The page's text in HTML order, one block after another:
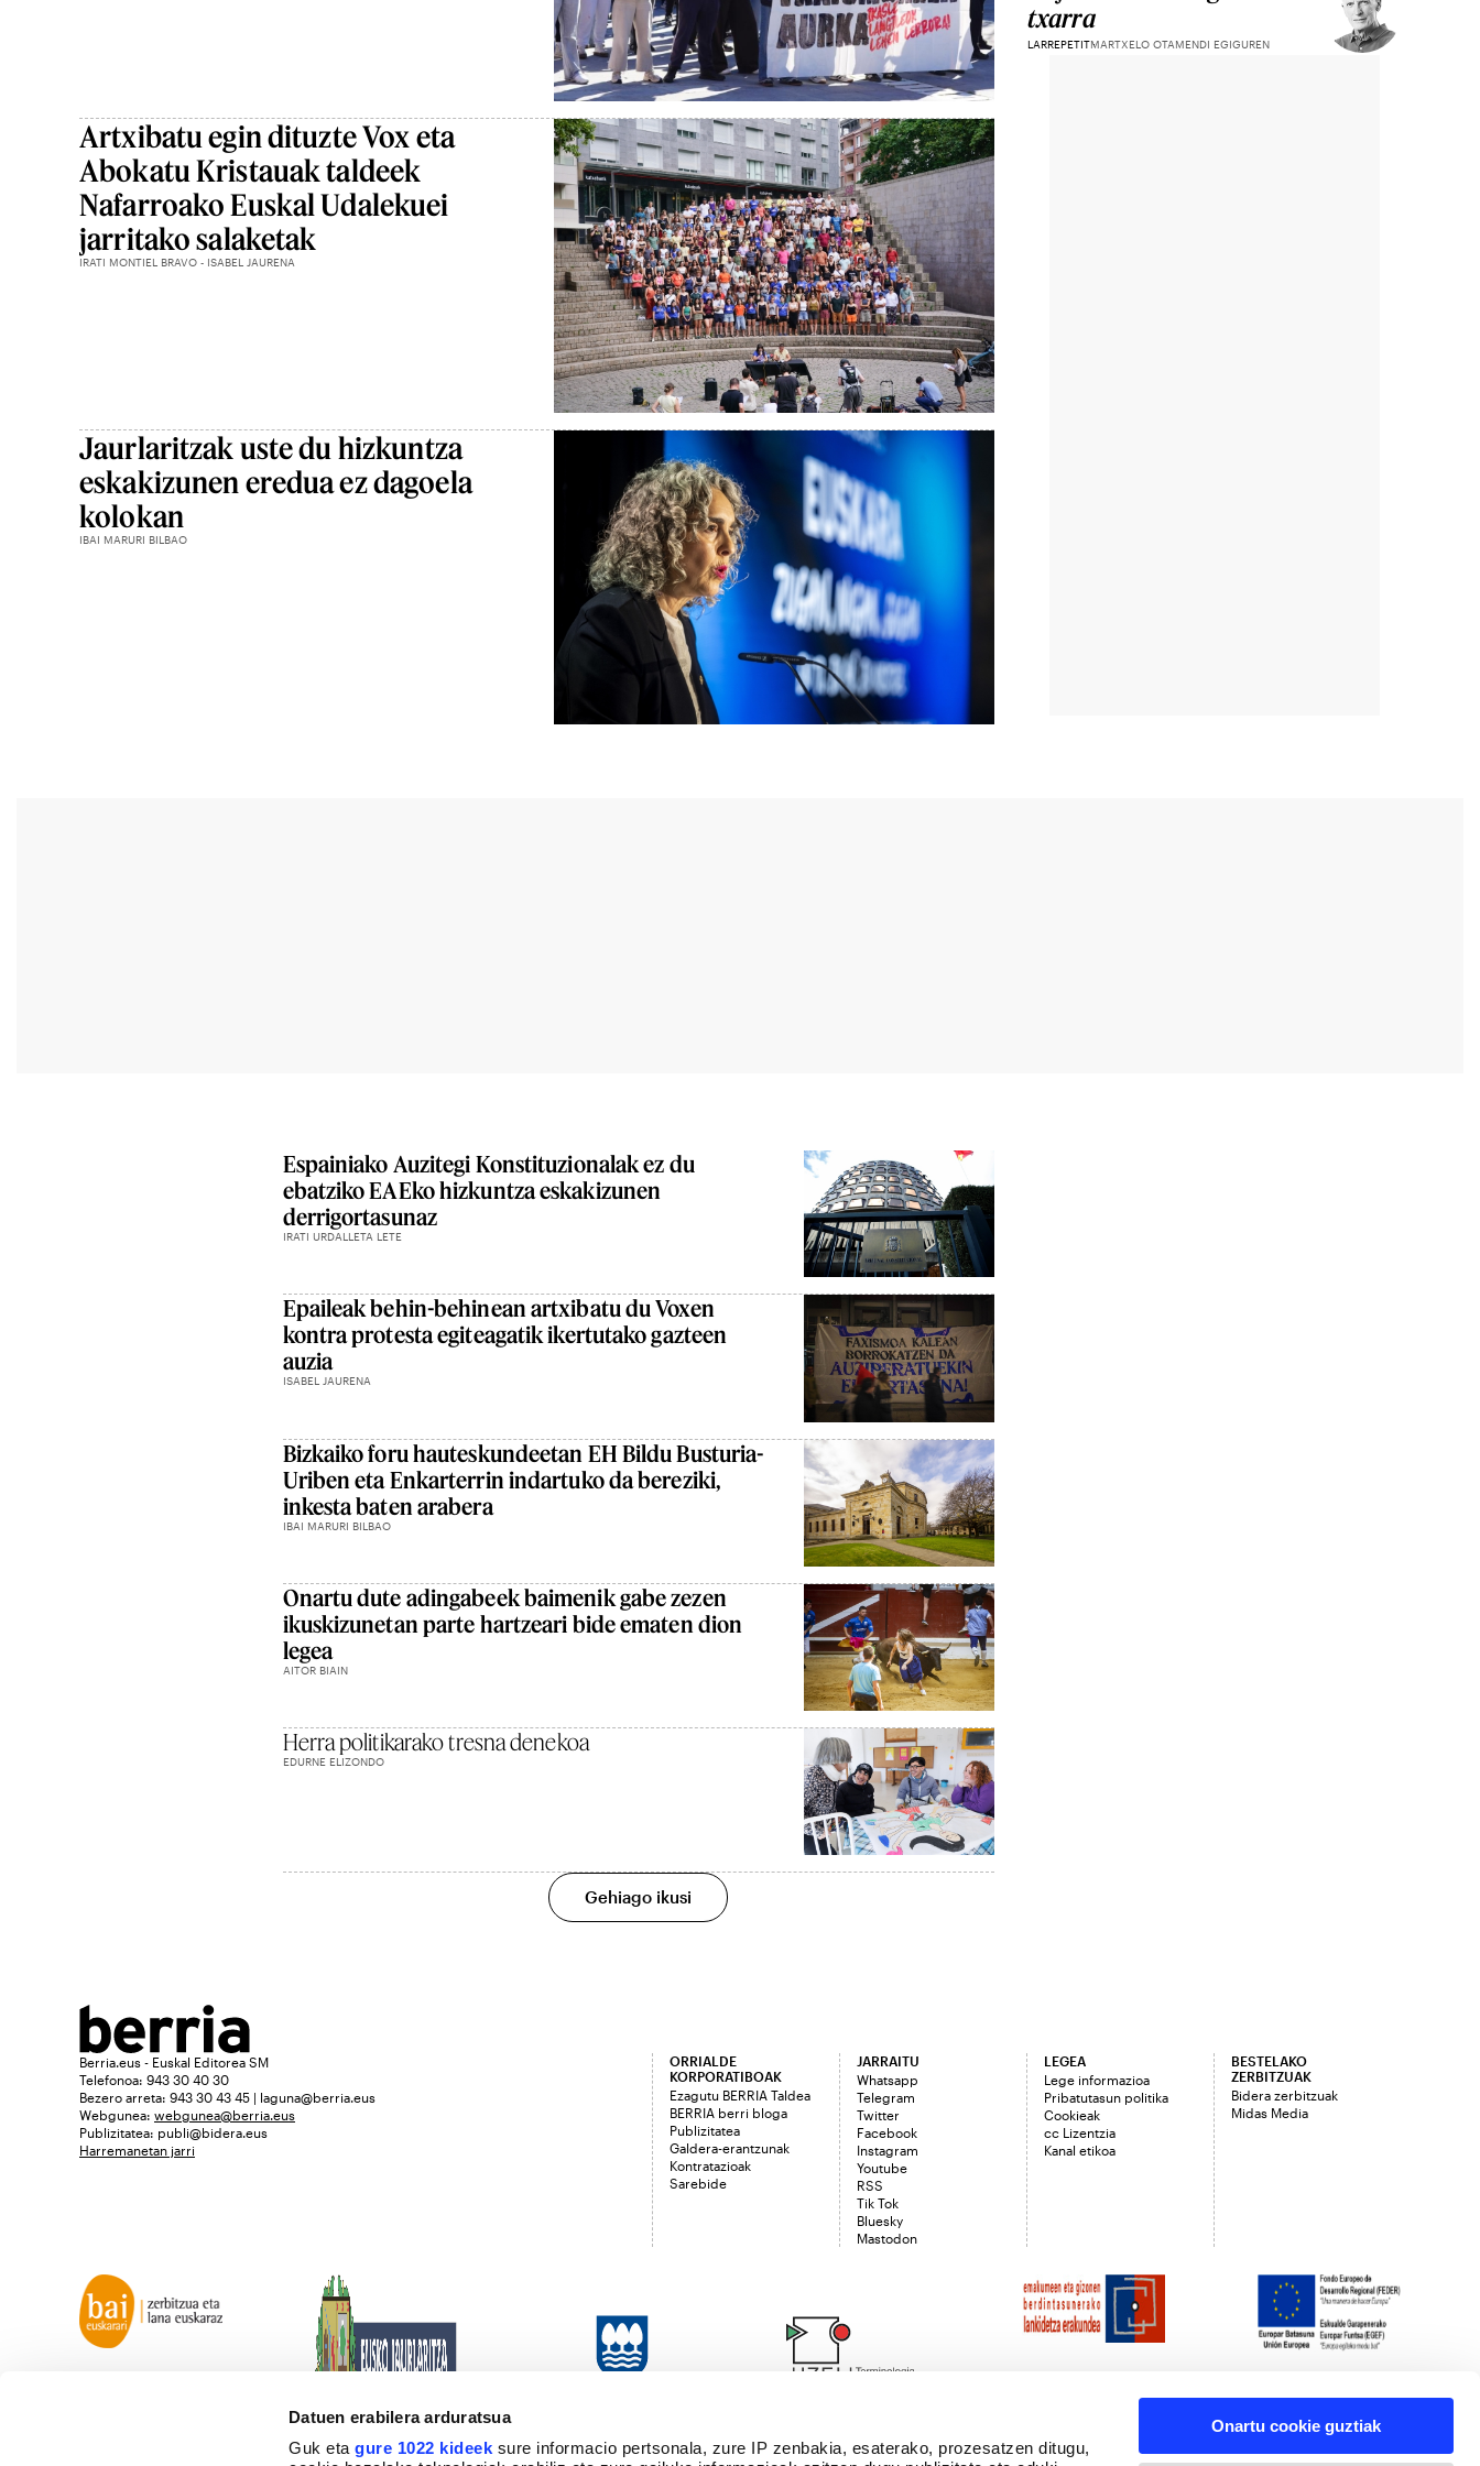
Datuen erabilera arduratsua
Guk etagure 1022 kideek sure informacio pertsonala, zure IP zenbakia, esaterako, prozesatzen ditugu,
Onartu cookie guztiak
Artxibatu egin dituzte Vox eta
Abokatu Kristauak taldeek
Nafarroako Euskal Udalekuei
jarritako salaketak
IRATI MONTIEL BRAVO - ISABEL JAURENA
Jaurlaritzak uste du hizkuntza
eskakizunen eredua ez dagoela
kolokan
IBAI MARURI BILBAO
txarra
LARREPETITMARTXELO OTAMENDI EGIGUREN
Espainiako Auzitegi Konstituzionalak ez du
ebatziko EAEko hizkuntza eskakizunen
derrigortasunaz
IRATI URDALLETA LETE
Epaileak behin-behinean artxibatu du Voxen
kontra protesta egiteagatik ikertutako gazteen
auzia
ISABEL JAURENA
Bizkaiko foru hauteskundeetan EH Bildu Busturia-
Uriben eta Enkarterrin indartuko da bereziki,
inkesta baten arabera
IBAI MARURI BILBAO
Onartu dute adingabeek baimenik gabe zezen
ikuskizunetan parte hartzeari bide ematen dion
legea
AITOR BIAIN
Herra politikarako tresna denekoa
EDURNE ELIZONDO
Gehiago ikusi
Berria.eus - Euskal Editorea SM
Telefonoa: 943 30 40 30
Bezero arreta: 943 30 43 45 | laguna@berria.eus
Webgunea: webgunea@berria.eus
Publizitatea: publi@bidera.eus
Harremanetan jarri
ORRIALDE
KORPORATIBOAK
Ezagutu BERRIA Taldea
BERRIA berri bloga
Publizitatea
Galdera-erantzunak
Kontratazioak
Sarebide
JARRAITU
Whatsapp
Telegram
Twitter
Facebook
Instagram
Youtube
RSS
Tik Tok
Bluesky
Mastodon
LEGEA
Lege informazioa
Pribatutasun politika
Cookieak
cc Lizentzia
Kanal etikoa
BESTELAKO
ZERBITZUAK
Bidera zerbitzuak
Midas Media